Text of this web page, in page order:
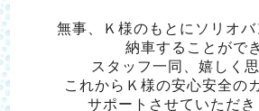
無事、Ｋ様のもとにソリオ
納車することがで
スタッフ一同、嬉しく
これからＫ様の安心安全の
サポートさせていただ